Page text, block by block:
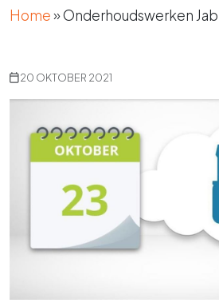
Home»Onderhoudswerken
20 OKTOBER 2021